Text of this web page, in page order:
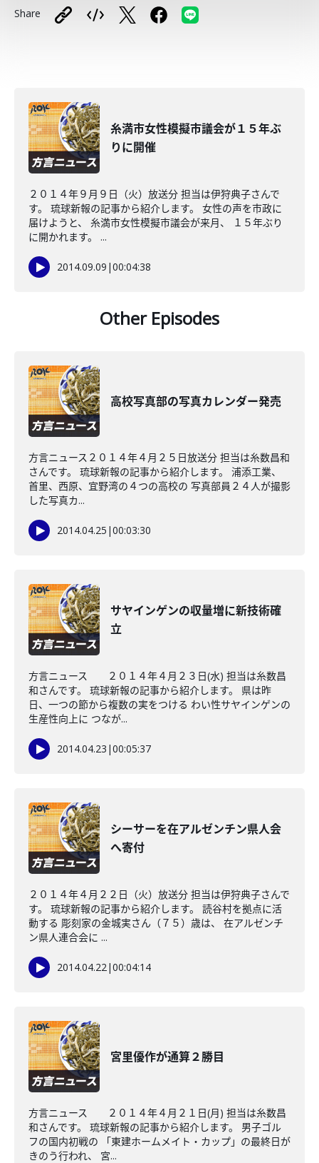
Share
糸満市女性模擬市議会が１５年ぶ
りに開催
２０１４年９月９日（火）放送分 担当は伊狩典子さんで
す。 琉球新報の記事から紹介します。 女性の声を市政に
届けようと、 糸満市女性模擬市議会が来月、 １５年ぶり
に開かれます。 ...
2014.09.09 |00:04:38
Other Episodes
高校写真部の写真カレンダー発売
方言ニュース２０１４年４月２５日放送分 担当は糸数昌和
さんです。 琉球新報の記事から紹介します。 浦添工業、
首里、西原、宜野湾の４つの高校の 写真部員２４人が撮影
した写真カ...
2014.04.25 |00:03:30
サヤインゲンの収量増に新技術確
立
方言ニュース ２０１４年４月２３日(水) 担当は糸数昌
和さんです。 琉球新報の記事から紹介します。 県は昨
日、一つの節から複数の実をつける わい性サヤインゲンの
生産性向上に つなが...
2014.04.23 |00:05:37
シーサーを在アルゼンチン県人会
へ寄付
２０１４年４月２２日（火）放送分 担当は伊狩典子さんで
す。 琉球新報の記事から紹介します。 読谷村を拠点に活
動する 彫刻家の金城実さん（７５）歳は、 在アルゼンチ
ン県人連合会に ...
2014.04.22|00:04:14
宮里優作が通算２勝目
方言ニュース ２０１４年４月２１日(月) 担当は糸数昌
和さんです。 琉球新報の記事から紹介します。 男子ゴル
フの国内初戦の 「東建ホームメイト・カップ」の最終日が
きのう行われ、 宮...